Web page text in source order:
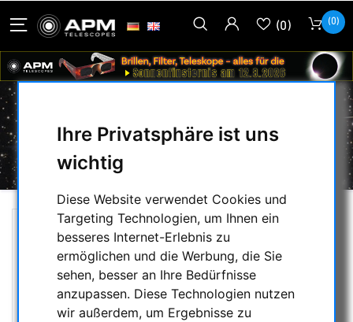
Ihre Privatsphäre ist uns
wichtig
Diese Website verwendet Cookies und
Targeting Technologien, um Ihnen ein
besseres Internet-Erlebnis zu
ermöglichen und die Werbung, die Sie
sehen, besser an Ihre Bedürfnisse
anzupassen. Diese Technologien nutzen
wir außerdem, um Ergebnisse zu
(0) (0)
VERTRAG WIDERRUFEN
Vertrag widerrufen